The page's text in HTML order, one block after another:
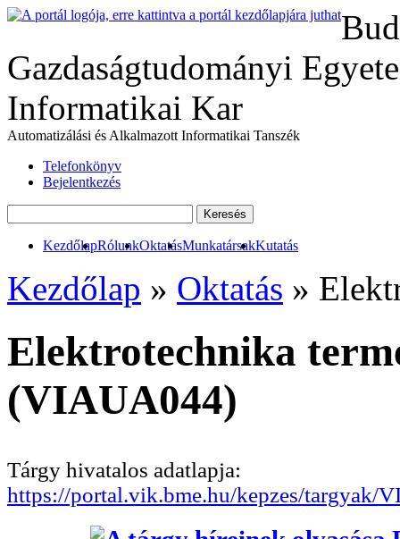
Gazdaságtudományi
Informatikai Kar
Automatizálási és Alkalmazott Informatikai Tanszék
Telefonkönyv
Bejelentkezés
KezdőlapRólunkOktatásMunkatársakKutatás
Kezdőlap » Oktatás »
Elektrotechnika
(VIAUA044)
Tárgy hivatalos adatlapja:
https://portal.vik.bme.hu/kepzes/targyak/